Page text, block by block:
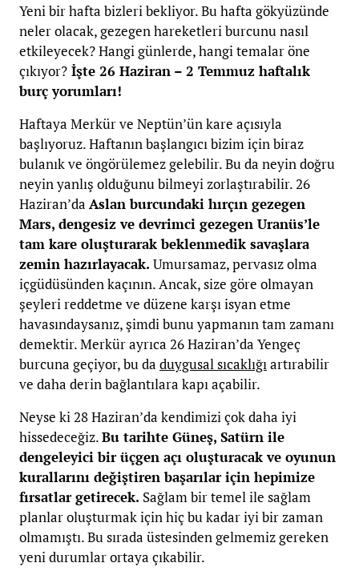
Yeni bir hafta bizleri bekliyor. Bu hafta gökyüzünde
neler olacak, gezegen hareketleri burcunu nasıl
etkileyecek? Hangi günlerde, hangi temalar öne
çıkıyor? İşte 26 Haziran – 2 Temmuz haftalık
burç yorumları!
Haftaya Merkür ve Neptün’ün kare açısıyla
başlıyoruz. Haftanın başlangıcı bizim için biraz
bulanık ve öngörülemez gelebilir. Bu da neyin doğru
neyin yanlış olduğunu bilmeyi zorlaştırabilir. 26
Haziran’da Aslan burcundaki hırçın gezegen
Mars, dengesiz ve devrimci gezegen Uranüs’le
tam kare oluşturarak beklenmedik savaşlara
zemin hazırlayacak. Umursamaz, pervasız olma
içgüdüsünden kaçının. Ancak, size göre olmayan
şeyleri reddetme ve düzene karşı isyan etme
havasındaysanız, şimdi bunu yapmanın tam zamanı
demektir. Merkür ayrıca 26 Haziran’da Yengeç
burcuna geçiyor, bu da duygusal sıcaklığıartırabilir
ve daha derin bağlantılara kapı açabilir.
Neyse ki 28 Haziran’da kendimizi çok daha iyi
hissedeceğiz.Bu tarihte Güneş, Satürn ile
dengeleyici bir üçgen açı oluşturacak ve oyunun
kurallarını değiştiren başarılar için hepimize
fırsatlar getirecek. Sağlam bir temel ile sağlam
planlar oluşturmak için hiç bu kadar iyi bir zaman
olmamıştı. Bu sırada üstesinden gelmemiz gereken
yeni durumlar ortaya çıkabilir.